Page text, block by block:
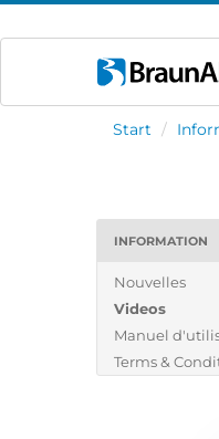
Start /
INFORMATION
Nouvelles
Videos
Manuel
Terms &